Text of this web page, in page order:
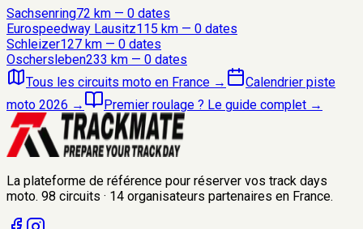
Sachsenring72 km — 0 dates
Eurospeedway Lausitz115 km — 0 dates
Schleizer127 km — 0 dates
Oschersleben233 km — 0 dates
Tous les circuits moto en France →
Calendrier piste
moto 2026 → Premier roulage ? Le guide complet →
La plateforme de référence pour réserver vos track days
moto. 98 circuits · 14 organisateurs partenaires en France.